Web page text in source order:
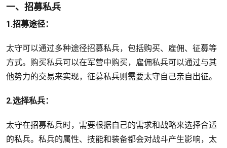
一、招募私兵
1.招募途径：
太守可以通过多种途径招募私兵，包括购买、雇佣、征募等
方式。购买私兵可以在军营中购买，雇佣私兵可以通过与其
他势力的交易来实现，征募私兵则需要太守自己亲自出征。
2.选择私兵：
太守在招募私兵时，需要根据自己的需求和战略来选择合适
的私兵。私兵的属性、技能和装备都会对战斗产生影响，太